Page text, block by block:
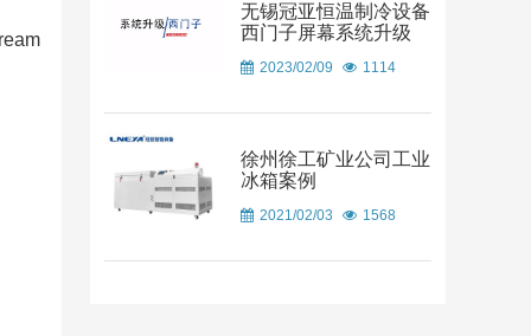
无锡冠亚恒温制冷设备
西门子屏幕系统升级
2023/02/09 1114
徐州徐工矿业公司工业
冰箱案例
2021/02/03 1568